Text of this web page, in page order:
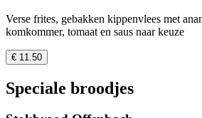
Verse frites, gebakken kippenvlees met
komkommer, tomaat en saus naar keuze
€ 11.50
Speciale broodjes